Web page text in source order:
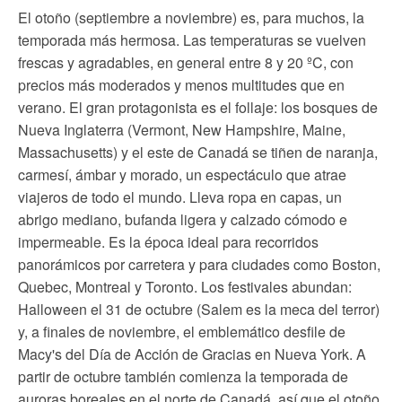
El otoño (septiembre a noviembre) es, para muchos, la
temporada más hermosa. Las temperaturas se vuelven
frescas y agradables, en general entre 8 y 20 ºC, con
precios más moderados y menos multitudes que en
verano. El gran protagonista es el follaje: los bosques de
Nueva Inglaterra (Vermont, New Hampshire, Maine,
Massachusetts) y el este de Canadá se tiñen de naranja,
carmesí, ámbar y morado, un espectáculo que atrae
viajeros de todo el mundo. Lleva ropa en capas, un
abrigo mediano, bufanda ligera y calzado cómodo e
impermeable. Es la época ideal para recorridos
panorámicos por carretera y para ciudades como Boston,
Quebec, Montreal y Toronto. Los festivales abundan:
Halloween el 31 de octubre (Salem es la meca del terror)
y, a finales de noviembre, el emblemático desfile de
Macy's del Día de Acción de Gracias en Nueva York. A
partir de octubre también comienza la temporada de